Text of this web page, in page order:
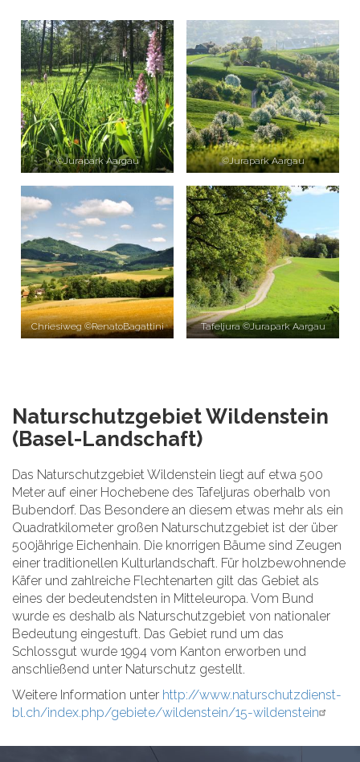
©Jurapark Aargau ©Jurapark Aargau
Chriesiweg ©RenatoBagattini Tafeljura ©Jurapark Aargau
Naturschutzgebiet Wildenstein
(Basel-Landschaft)
Das Naturschutzgebiet Wildenstein liegt auf etwa 500
Meter auf einer Hochebene des Tafeljuras oberhalb von
Bubendorf. Das Besondere an diesem etwas mehr als ein
Quadratkilometer großen Naturschutzgebiet ist der über
500jährige Eichenhain. Die knorrigen Bäume sind Zeugen
einer traditionellen Kulturlandschaft. Für holzbewohnende
Käfer und zahlreiche Flechtenarten gilt das Gebiet als
eines der bedeutendsten in Mitteleuropa. Vom Bund
wurde es deshalb als Naturschutzgebiet von nationaler
Bedeutung eingestuft. Das Gebiet rund um das
Schlossgut wurde 1994 vom Kanton erworben und
anschließend unter Naturschutz gestellt.
Weitere Information unter http://www.naturschutzdienst-
bl.ch/index.php/gebiete/wildenstein/15-wildenstein